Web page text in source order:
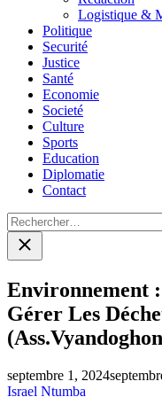
Logistique &
Politique
Securité
Justice
Santé
Economie
Societé
Culture
Sports
Education
Diplomatie
Contact
Rechercher :
Close
search
Environnement
Gérer Les
septembre 1, 2024
Israel Ntumba